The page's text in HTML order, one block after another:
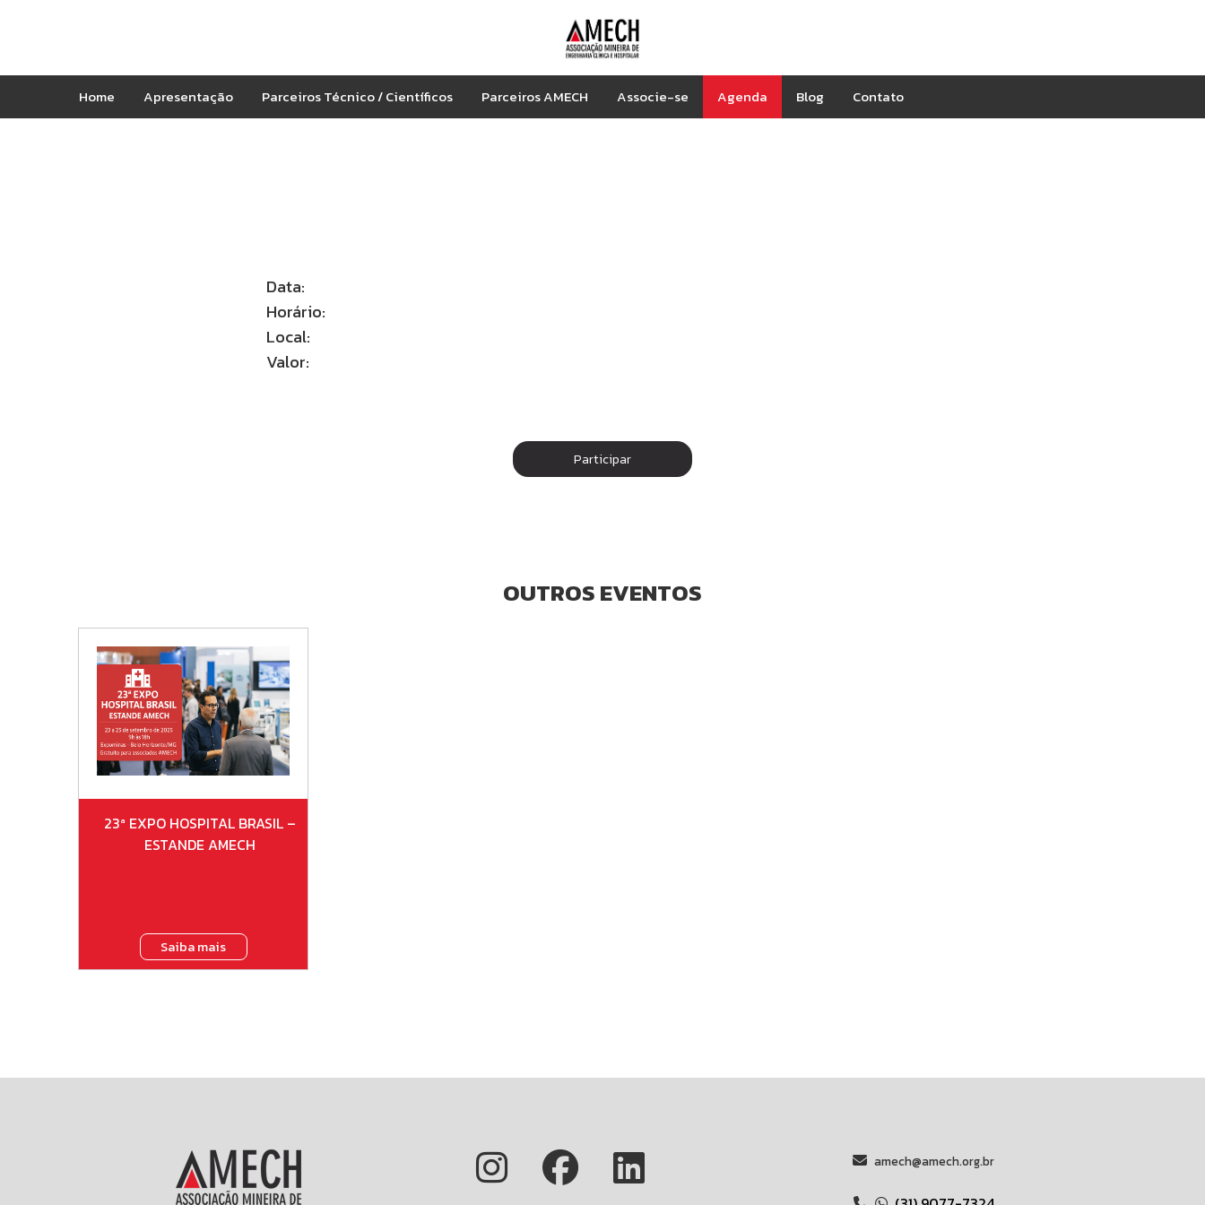
Home Apresentação Parceiros Técnico / Científicos Parceiros AMECH Associe-se Agenda Blog Contato
Data:
Horário:
Local:
Valor:
Participar
OUTROS EVENTOS
23ª EXPO HOSPITAL BRASIL –
ESTANDE AMECH
Saiba mais
amech@amech.org.br